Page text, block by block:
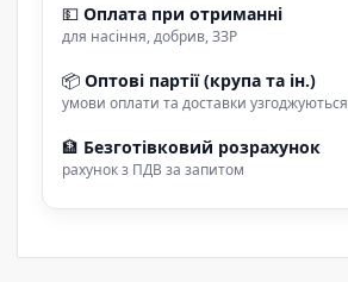
💵 Оплата при отриманні
для насіння, добрив, ЗЗР
📦 Оптові партії (крупа та ін.)
умови оплати та доставки
🏦 Безготівковий розрахунок
рахунок з ПДВ за запитом